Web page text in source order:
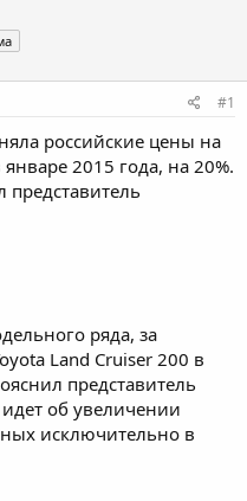
#1
российские цены на
2015 года, на 20%.
представитель
ряда, за
Land Cruiser 200 в
представитель
об увеличении
исключительно в